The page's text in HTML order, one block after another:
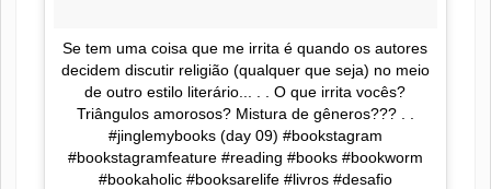
Se tem uma coisa que me irrita é quando os autores
decidem discutir religião (qualquer que seja) no meio
de outro estilo literário... . . O que irrita vocês?
Triângulos amorosos? Mistura de gêneros??? . .
#jinglemybooks (day 09) #bookstagram
#bookstagramfeature #reading #books #bookworm
#bookaholic #booksarelife #livros #desafio